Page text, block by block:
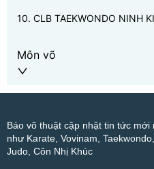
10. CLB TAEKWONDO NINH
Môn võ
Báo võ thuật cập nhật tin tức
như Karate, Vovinam,
Judo, Côn Nhị Khúc